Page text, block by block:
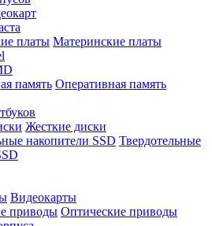
Материнские платы
Оперативная память
Жесткие диски
Твердотельные
Видеокарты
Оптические приводы